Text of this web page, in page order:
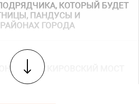
КОТОРЫЙ БУДЕТ
ПАНДУСЫ И
ГОРОДА
КИРОВСКИЙ МОСТ